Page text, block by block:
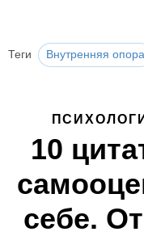
Теги Внутренняя опора
10
себе.